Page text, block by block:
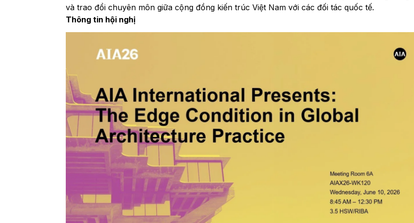
và trao đổi chuyên môn giữa cộng đồng kiến trúc Việt Nam với các đối tác quốc tế.
Thông tin hội nghị